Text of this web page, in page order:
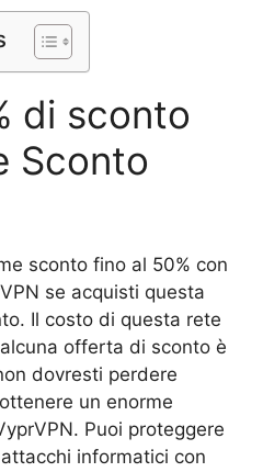
di sconto
Sconto
sconto fino al 50% con
se acquisti questa
Il costo di questa rete
offerta di sconto è
dovresti perdere
un enorme
Puoi proteggere
informatici con